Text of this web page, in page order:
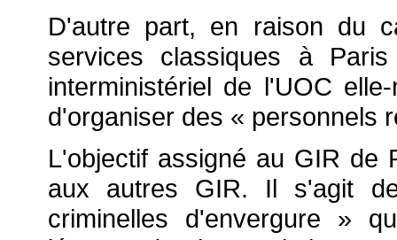
D'autre part, en raison du
services classiques à
interministériel de l'UOC
d'organiser des « personnels
L'objectif assigné au GIR de
aux autres GIR. Il s'agit
criminelles d'envergure »